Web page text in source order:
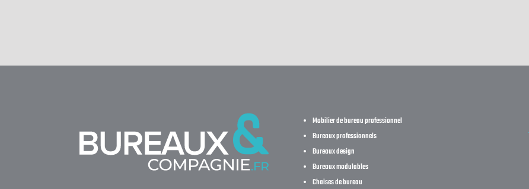
Mobilier de bureau professionnel
Bureaux professionnels
Bureaux design
Bureaux modulables
Chaises de bureau